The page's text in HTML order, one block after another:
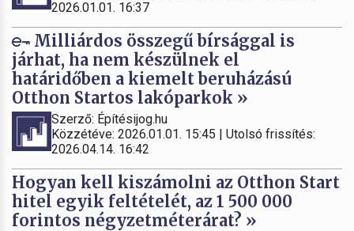
2026.01.01. 16:37
Milliárdos összegű bírsággal is
járhat, ha nem készülnek el
határidőben a kiemelt beruházású
Otthon Startos lakóparkok »
Szerző: Építésijog.hu
Közzétéve: 2026.01.01. 15:45 | Utolsó frissítés:
2026.04.14. 16:42
Hogyan kell kiszámolni az Otthon Start
hitel egyik feltételét, az 1 500 000
forintos négyzetméterárat? »